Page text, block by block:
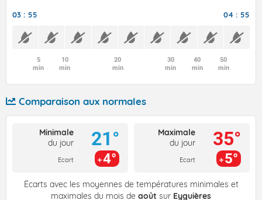
03 : 55 04 : 55
5
min
10
min
20
min
30
min
40
min
50
min
Comparaison aux normales
Minimale
du jour
Ecart
21°
4°
Maximale
du jour
Ecart
35°
5°
Écarts avec les moyennes de températures minimales et
maximales du mois de août sur Eyguières